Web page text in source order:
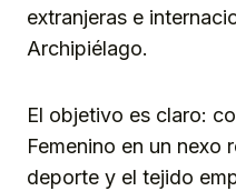
extranjeras e
Archipiélago.
El objetivo es claro:
Femenino en un nexo
deporte y el tejido